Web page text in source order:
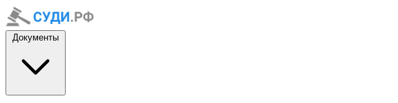
Документы